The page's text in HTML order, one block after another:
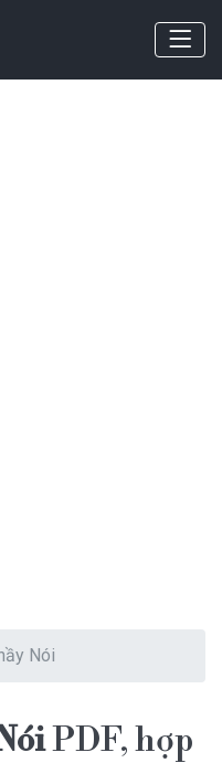
Nói
PDF, hợp